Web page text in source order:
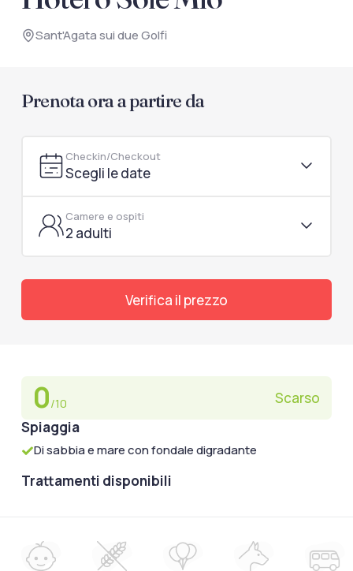
documenti di viaggio.
Accedi / Registrati
Sant'Agata sui due Golfi
Prenota ora a partire da
Checkin/Checkout
Scegli le date
Camere e ospiti
2 adulti
Verifica il prezzo
0/10
Scarso
Spiaggia
Di sabbia e mare con fondale digradante
Trattamenti disponibili